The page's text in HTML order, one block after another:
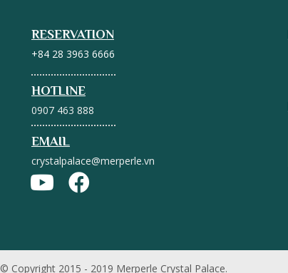
RESERVATION
+84 28 3963 6666
HOTLINE
0907 463 888
EMAIL
crystalpalace@merperle.vn
© Copyright 2015 - 2019 Merperle Crystal Palace.